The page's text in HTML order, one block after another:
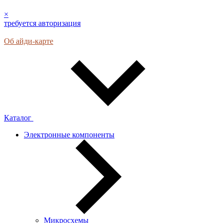
×
требуется авторизация
Об айди-карте
Каталог
Электронные компоненты
Микросхемы